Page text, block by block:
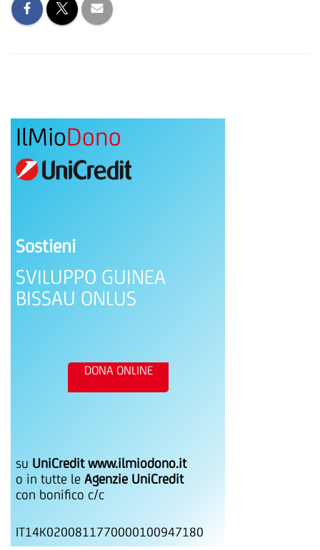
Sostieni
SVILUPPO GUINEA
BISSAU ONLUS
su UniCredit www.ilmiodono.it
o in tutte le Agenzie UniCredit
con bonifico c/c
IT14K0200811770000100947180
DONA ONLINE
IlMioDono